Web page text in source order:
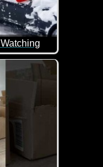
wie manche Leute